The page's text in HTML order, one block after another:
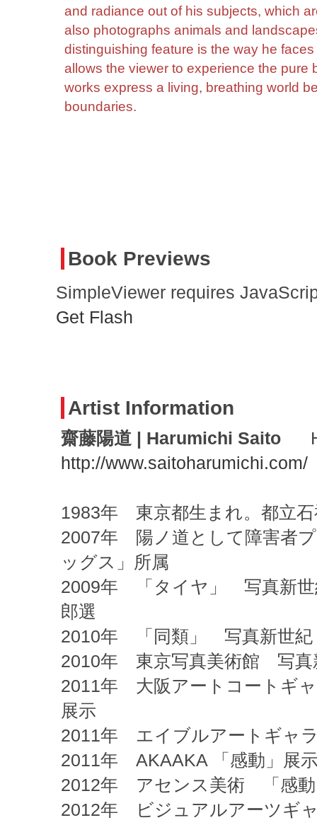
and radiance out of his subjects, which
also photographs animals and
distinguishing feature is the way he
allows the viewer to experience the pure
works express a living, breathing world
boundaries.
Book Previews
SimpleViewer requires
Get Flash
Artist Information
齋藤陽道 | Harumichi Saito
http://www.saitoharumichi.com/
1983年 東京都生まれ。都立
2007年 陽ノ道として障害者
ッグス」所属
2009年 「タイヤ」 写真新
郎選
2010年 「同類」 写真新世
2010年 東京写真美術館 写
2011年 大阪アートコート
展示
2011年 エイブルアートギャ
2011年 AKAAKA 「感動」展
2012年 アセンス美術 「感動
2012年 ビジュアルアーツギ